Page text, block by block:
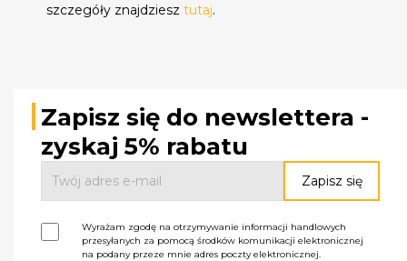
szczegóły znajdziesztutaj.
Zapisz się do newslettera -
zyskaj 5% rabatu
Wyrażam zgodę na otrzymywanie informacji handlowych
przesyłanych za pomocą środków komunikacji elektronicznej
na podany przeze mnie adres poczty elektronicznej.